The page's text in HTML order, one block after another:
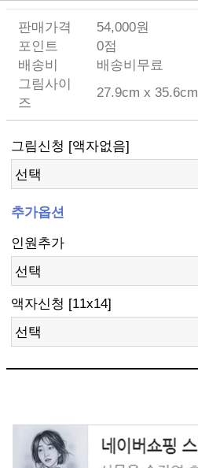
판매가격
54,000원
포인트
0점
배송비
배송비무료
그림사이
즈
27.9cm x 35.6cm
그림신청 [액자없음]
추가옵션
인원추가
액자신청 [11x14]